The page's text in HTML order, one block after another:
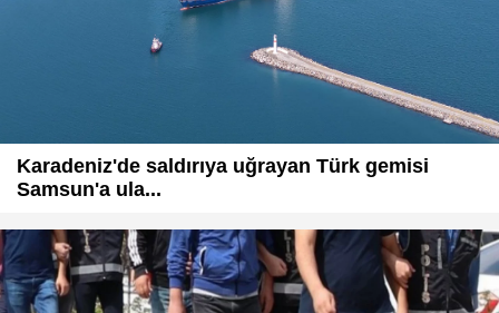
Karadeniz'de saldırıya uğrayan Türk gemisi
Samsun'a ula...